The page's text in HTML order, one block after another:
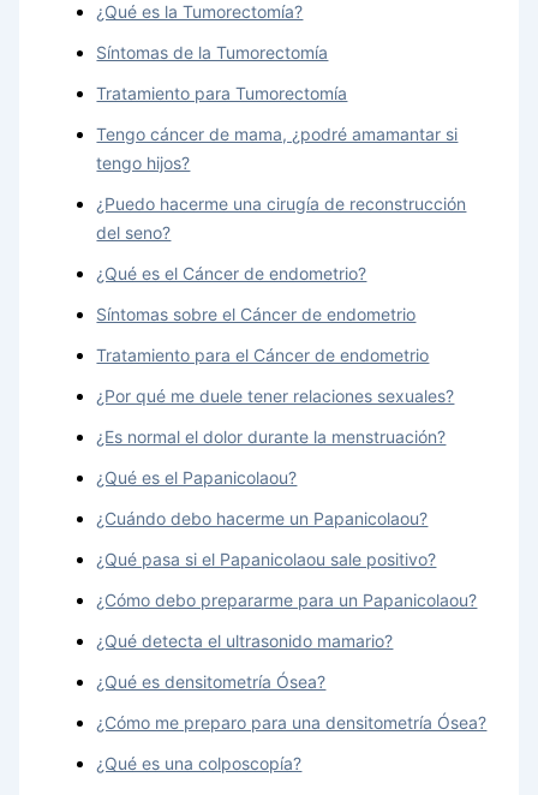
¿Qué es la Tumorectomía?
Síntomas de la Tumorectomía
Tratamiento para Tumorectomía
Tengo cáncer de mama, ¿podré amamantar si
tengo hijos?
¿Puedo hacerme una cirugía de reconstrucción
del seno?
¿Qué es el Cáncer de endometrio?
Síntomas sobre el Cáncer de endometrio
Tratamiento para el Cáncer de endometrio
¿Por qué me duele tener relaciones sexuales?
¿Es normal el dolor durante la menstruación?
¿Qué es el Papanicolaou?
¿Cuándo debo hacerme un Papanicolaou?
¿Qué pasa si el Papanicolaou sale positivo?
¿Cómo debo prepararme para un Papanicolaou?
¿Qué detecta el ultrasonido mamario?
¿Qué es densitometría Ósea?
¿Cómo me preparo para una densitometría Ósea?
¿Qué es una colposcopía?